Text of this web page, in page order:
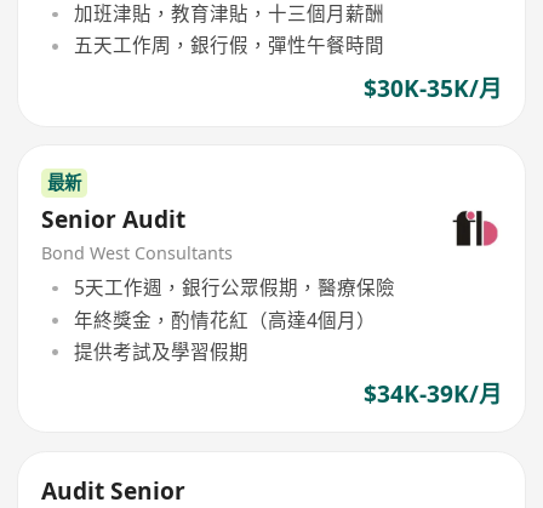
加班津貼，教育津貼，十三個月薪酬
五天工作周，銀行假，彈性午餐時間
$30K-35K/月
最新
Senior Audit
Bond West Consultants
5天工作週，銀行公眾假期，醫療保險
年終獎金，酌情花紅（高達4個月）
提供考試及學習假期
$34K-39K/月
Audit Senior